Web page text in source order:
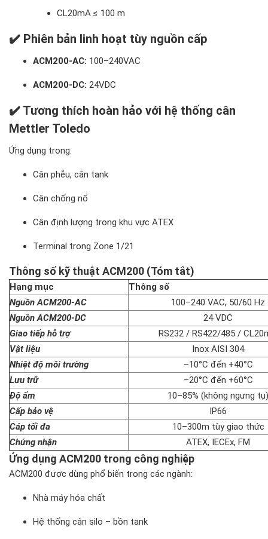
CL20mA ≤ 100 m
✔️ Phiên bản linh hoạt tùy nguồn cấp
ACM200-AC: 100–240VAC
ACM200-DC: 24VDC
✔️ Tương thích hoàn hảo với hệ thống cân
Mettler Toledo
Ứng dụng trong:
Cân phễu, cân tank
Cân chống nổ
Cân định lượng trong khu vực ATEX
Terminal trong Zone 1/21
Thông số kỹ thuật ACM200 (Tóm tắt)
Hạng mục
Thông số
Nguồn ACM200-AC
100–240 VAC, 50/60 Hz
Nguồn ACM200-DC
24 VDC
Giao tiếp hỗ trợ
RS232 / RS422/485 /
Vật liệu
Inox AISI 304
Nhiệt độ môi trường
–10°C đến +40°C
Lưu trữ
–20°C đến +60°C
Độ ẩm
10–85% (không ngưng tụ)
Cấp bảo vệ
IP66
Cáp tối đa
10–300m tùy giao thức
Chứng nhận
ATEX, IECEx, FM
Ứng dụng ACM200 trong công nghiệp
ACM200 được dùng phổ biến trong các ngành:
Nhà máy hóa chất
Hệ thống cân silo – bồn tank